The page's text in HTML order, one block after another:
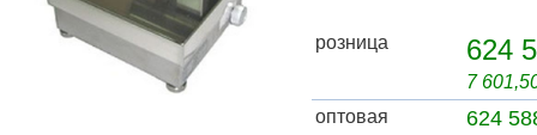
розница 624
7
оптовая
624